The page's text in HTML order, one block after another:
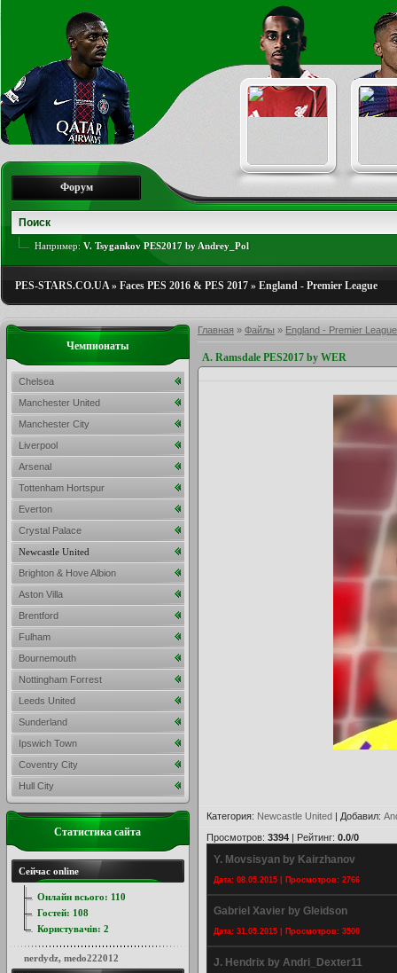
Форум
Например: V. Tsygankov PES2017 by Andrey_Pol
PES-STARS.CO.UA» Faces PES 2016 & PES 2017 » England - Premier League
Главная » Файлы » England - Premier League
A. Ramsdale PES2017 by WER
Категория: Newcastle United | Добавил:
Просмотров: 3394 | Рейтинг: 0.0/0
Y. Movsisyan by Kairzhanov
Дата: 08.05.2015 | Просмотров: 2766
Gabriel Xavier by Gleidson
Дата: 31.05.2015 | Просмотров: 3500
J. Hendrix by Andri_Dexter11
Чемпионаты
Chelsea
Manchester United
Manchester City
Liverpool
Arsenal
Tottenham Hortspur
Everton
Crystal Palace
Newcastle United
Brighton & Hove Albion
Aston Villa
Brentford
Fulham
Bournemouth
Nottingham Forrest
Leeds United
Sunderland
Ipswich Town
Coventry City
Hull City
Статистика сайта
Сейчас online
Онлайн всього: 110
Гостей: 108
Користувачів: 2
nerdydz, medo222012